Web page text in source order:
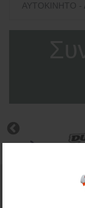
ΑΥΤΟΚΙΝΗΤΟ -